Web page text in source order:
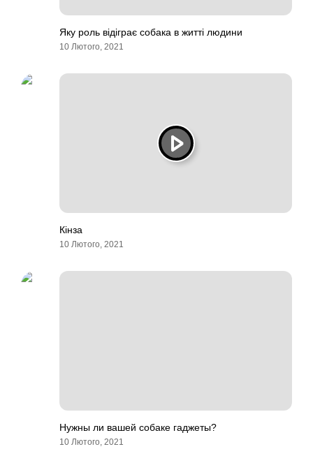
Яку роль відіграє собака в житті людини
10 Лютого, 2021
Кінза
10 Лютого, 2021
Нужны ли вашей собаке гаджеты?
10 Лютого, 2021